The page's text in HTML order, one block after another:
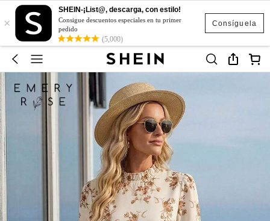
Consíguela
×
SHEIN-¡List@, descarga, con estilo!
Consigue descuentos especiales en tu primer
pedido
(5,000)